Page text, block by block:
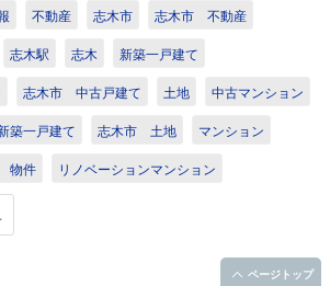
不動産 志木市 志木市 不動産
志木駅 志木 新築一戸建て
志木市 中古戸建て 土地 中古マンション
築一戸建て 志木市 土地 マンション
物件 リノベーションマンション
ページトップ